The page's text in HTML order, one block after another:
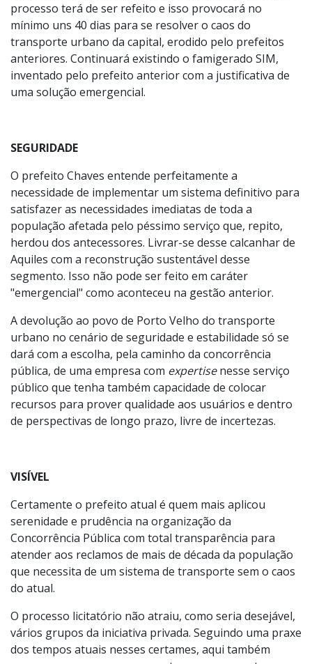
processo terá de ser refeito e isso provocará no
mínimo uns 40 dias para se resolver o caos do
transporte urbano da capital, erodido pelo prefeitos
anteriores. Continuará existindo o famigerado SIM,
inventado pelo prefeito anterior com a justificativa de
uma solução emergencial.
SEGURIDADE
O prefeito Chaves entende perfeitamente a
necessidade de implementar um sistema definitivo para
satisfazer as necessidades imediatas de toda a
população afetada pelo péssimo serviço que, repito,
herdou dos antecessores. Livrar-se desse calcanhar de
Aquiles com a reconstrução sustentável desse
segmento. Isso não pode ser feito em caráter
"emergencial" como aconteceu na gestão anterior.
A devolução ao povo de Porto Velho do transporte
urbano no cenário de seguridade e estabilidade só se
dará com a escolha, pela caminho da concorrência
pública, de uma empresa com expertisenesse serviço
público que tenha também capacidade de colocar
recursos para prover qualidade aos usuários e dentro
de perspectivas de longo prazo, livre de incertezas.
VISÍVEL
Certamente o prefeito atual é quem mais aplicou
serenidade e prudência na organização da
Concorrência Pública com total transparência para
atender aos reclamos de mais de década da população
que necessita de um sistema de transporte sem o caos
do atual.
O processo licitatório não atraiu, como seria desejável,
vários grupos da iniciativa privada. Seguindo uma praxe
dos tempos atuais nesses certames, aqui também